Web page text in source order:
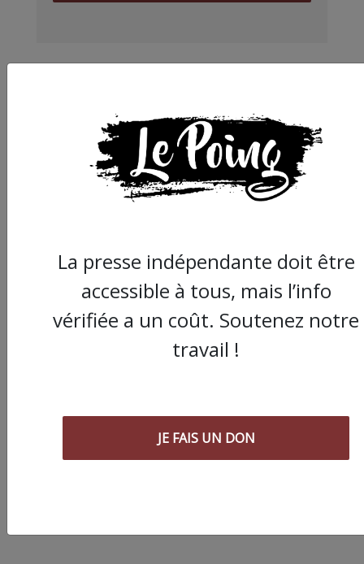
ARTICLE SUIVANT :
Projet de loi Yadan : à
Montpellier, les
La presse indépendante doit être
accessible à tous, mais l’info
vérifiée a un coût. Soutenez notre
travail !
JE FAIS UN DON